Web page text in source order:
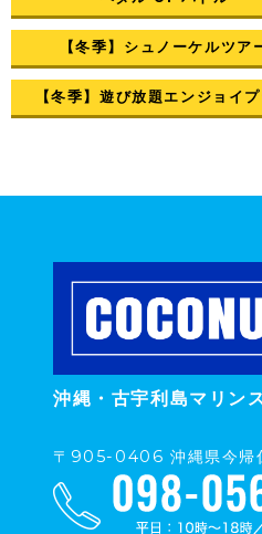
【冬季】シュノーケルツア
【冬季】遊び放題エンジョイ
沖縄・古宇利島マリン
〒905-0406 沖縄県今帰